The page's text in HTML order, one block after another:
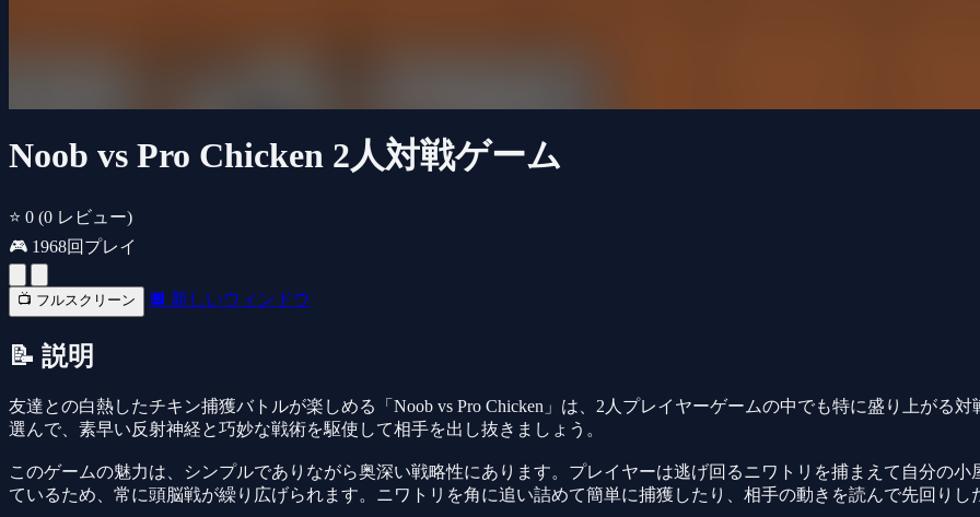
Noob vs Pro Chicken 2人対戦ゲーム
⭐ 0 (0 レビュー)
🎮 1968回プレイ
📺 フルスクリーン 🔲 新しいウィンドウ
📝 説明
友達との白熱したチキン捕獲バトルが楽しめる「Noob vs Pro Chicken」は、2人プレイヤーゲームの中でも特に盛り上がる
選んで、素早い反射神経と巧妙な戦術を駆使して相手を出し抜きましょう。
このゲームの魅力は、シンプルでありながら奥深い戦略性にあります。プレイヤーは逃げ回るニワトリを捕まえて自分の
ているため、常に頭脳戦が繰り広げられます。ニワトリを角に追い詰めて簡単に捕獲したり、相手の動きを読んで先回り